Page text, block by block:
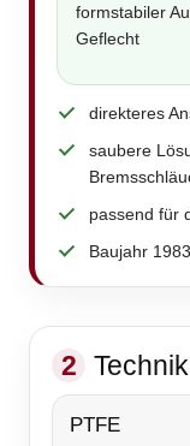
formstabiler
Geflecht
direkteres
saubere
passend für
Baujahr
2
PTFE